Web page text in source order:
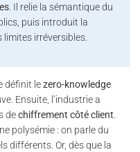
. Il relie la sémantique du
puis introduit la
irréversibles.
définit lezero-knowledge
Ensuite, l’industrie a
dechiffrement côté client
polysémie : on parle du
différents. Or, dès que la